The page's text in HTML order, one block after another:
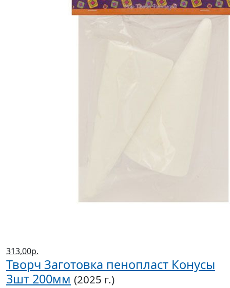
313,00р.
Творч Заготовка пенопласт Конусы
3шт 200мм (2025 г.)